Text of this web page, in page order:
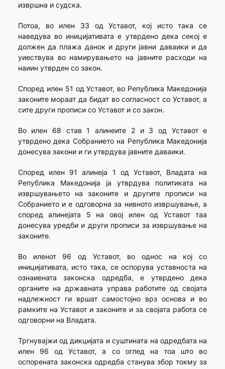
извршна и судска.
Потоа, во илен 33 од Уставот, кој исто така се
наведува во иницијативата е утврдено дека секој е
должен да плажа данок и други јавни даваики и да
уиествува во намирувањето на јавните расходи на
наиин утврден со закон.
Според илен 51 од Уставот, во Република Македонија
законите мораат да бидат во согласност со Уставот, а
сите други прописи со Уставот и со закон.
Во илен 68 став 1 алинеите 2 и 3 од Уставот е
утврдено дека Собранието на Република Македонија
донесува закони и ги утврдува јавните даваики.
Според илен 91 алинеја 1 од Уставот, Владата на
Република Македонија ја утврдува политиката на
извршувањето на законите и другите прописи на
Собранието и е одговорна за нивното извршување, а
според алинејата 5 на овој илен од Уставот таа
донесува уредби и други прописи за извршување на
законите.
Во иленот 96 од Уставот, во однос на кој со
иницијативата, исто така, се оспорува уставноста на
ознаиената законска одредба, е утврдено дека
органите на државната управа работите од својата
надлежност ги вршат самостојно врз основа и во
рамките на Уставот и законите и за својата работа се
одговорни на Владата.
Тргнувајжи од дикцијата и суштината на одредбата на
илен 96 од Уставот, а со оглед на тоа што во
оспорената законска одредба станува збор токму за